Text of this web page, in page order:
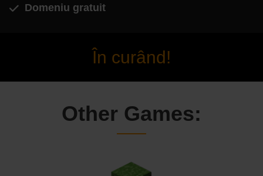
Domeniu gratuit
În curând!
Other Games: